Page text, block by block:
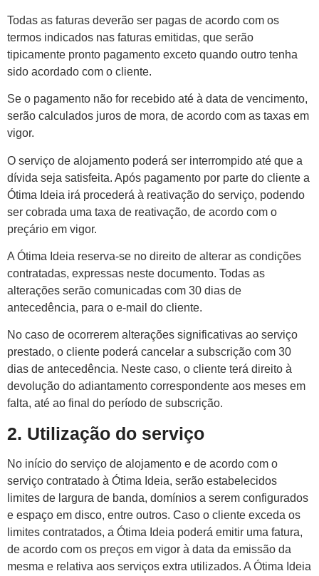
Todas as faturas deverão ser pagas de acordo com os
termos indicados nas faturas emitidas, que serão
tipicamente pronto pagamento exceto quando outro tenha
sido acordado com o cliente.
Se o pagamento não for recebido até à data de vencimento,
serão calculados juros de mora, de acordo com as taxas em
vigor.
O serviço de alojamento poderá ser interrompido até que a
dívida seja satisfeita. Após pagamento por parte do cliente a
Ótima Ideia irá procederá à reativação do serviço, podendo
ser cobrada uma taxa de reativação, de acordo com o
preçário em vigor.
A Ótima Ideia reserva-se no direito de alterar as condições
contratadas, expressas neste documento. Todas as
alterações serão comunicadas com 30 dias de
antecedência, para o e-mail do cliente.
No caso de ocorrerem alterações significativas ao serviço
prestado, o cliente poderá cancelar a subscrição com 30
dias de antecedência. Neste caso, o cliente terá direito à
devolução do adiantamento correspondente aos meses em
falta, até ao final do período de subscrição.
2. Utilização do serviço
No início do serviço de alojamento e de acordo com o
serviço contratado à Ótima Ideia, serão estabelecidos
limites de largura de banda, domínios a serem configurados
e espaço em disco, entre outros. Caso o cliente exceda os
limites contratados, a Ótima Ideia poderá emitir uma fatura,
de acordo com os preços em vigor à data da emissão da
mesma e relativa aos serviços extra utilizados. A Ótima Ideia